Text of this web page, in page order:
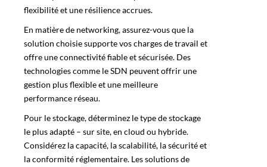
flexibilité et une résilience accrues.
En matière de networking, assurez-vous que la
solution choisie supporte vos charges de travail et
offre une connectivité fiable et sécurisée. Des
technologies comme le SDN peuvent offrir une
gestion plus flexible et une meilleure
performance réseau.
Pour le stockage, déterminez le type de stockage
le plus adapté – sur site, en cloud ou hybride.
Considérez la capacité, la scalabilité, la sécurité et
la conformité réglementaire. Les solutions de